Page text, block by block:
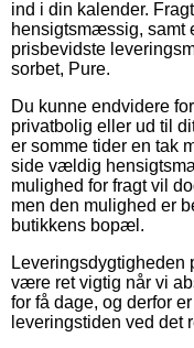
ind i din kalender.
hensigtsmæssig, samt
prisbevidste
sorbet, Pure.
Du kunne endvidere
privatbolig eller ud til
er somme tider en tak
side vældig
mulighed for fragt vil
men den mulighed er
butikkens bopæl.
Leveringsdygtigheden
være ret vigtig når vi
for få dage, og derfor
leveringstiden ved det